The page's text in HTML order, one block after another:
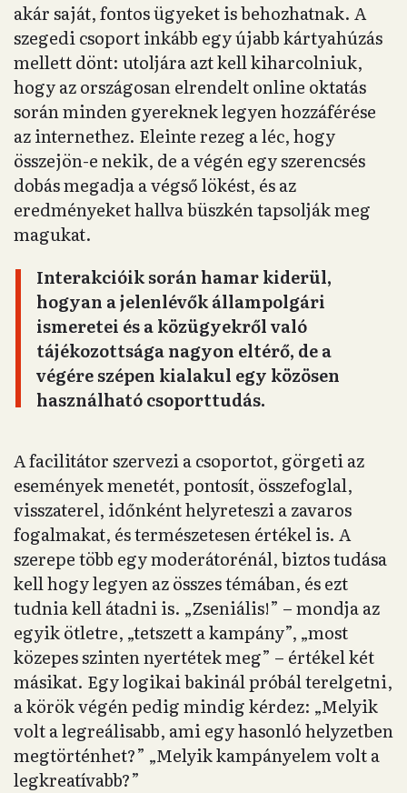
akár saját, fontos ügyeket is behozhatnak. A
szegedi csoport inkább egy újabb kártyahúzás
mellett dönt: utoljára azt kell kiharcolniuk,
hogy az országosan elrendelt online oktatás
során minden gyereknek legyen hozzáférése
az internethez. Eleinte rezeg a léc, hogy
összejön-e nekik, de a végén egy szerencsés
dobás megadja a végső lökést, és az
eredményeket hallva büszkén tapsolják meg
magukat.
Interakcióik során hamar kiderül,
hogyan a jelenlévők állampolgári
ismeretei és a közügyekről való
tájékozottsága nagyon eltérő, de a
végére szépen kialakul egy közösen
használható csoporttudás.
A facilitátor szervezi a csoportot, görgeti az
események menetét, pontosít, összefoglal,
visszaterel, időnként helyreteszi a zavaros
fogalmakat, és természetesen értékel is. A
szerepe több egy moderátorénál, biztos tudása
kell hogy legyen az összes témában, és ezt
tudnia kell átadni is. „Zseniális!” – mondja az
egyik ötletre, „tetszett a kampány”, „most
közepes szinten nyertétek meg” – értékel két
másikat. Egy logikai bakinál próbál terelgetni,
a körök végén pedig mindig kérdez: „Melyik
volt a legreálisabb, ami egy hasonló helyzetben
megtörténhet?” „Melyik kampányelem volt a
legkreatívabb?”